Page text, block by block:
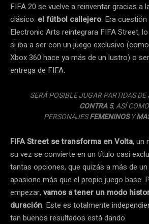
FIFA 20 se vuelve a reinventar gracias a
clásico: el fútbol callejero. Era
Electronic Arts reintegrara FIFA Street,
si iba a ser con un juego exclusivo
Xbox 360 hace ya más de un lustro) o
entrega de FIFA.
SERÁ POSIBLE JUGAR PARTIDAS DE
CONTRA 5, ASÍ COMO
PERSONAJESFEMENINOSY
FIFA Street se transforma en Volta, un
su vez se convierte en un título casi
tantas opciones, que quizás a más de
apasione más que el propio juego base.
empezar, vamos a tener un modo
duración. Este es totalmente
tan buenos resultados está dando.